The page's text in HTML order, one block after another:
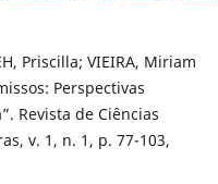
Priscilla; VIEIRA, Miriam
Perspectivas
Revista de Ciências
v. 1, n. 1, p. 77-103,